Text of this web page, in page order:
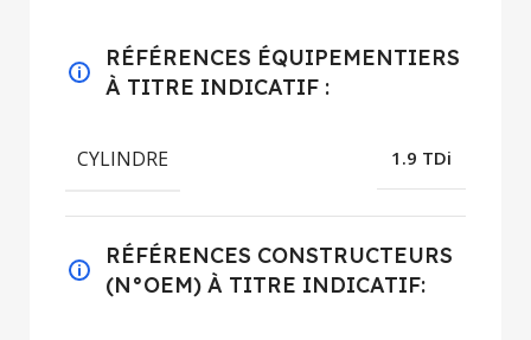
RÉFÉRENCES ÉQUIPEMENTIERS
À TITRE INDICATIF :
CYLINDRE 1.9 TDi
RÉFÉRENCES CONSTRUCTEURS
(N°OEM) À TITRE INDICATIF: